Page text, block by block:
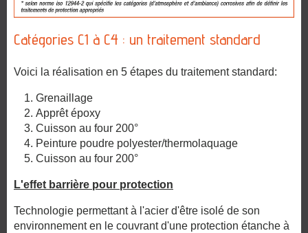
Catégories C1 à C4 : un traitement standard
Voici la réalisation en 5 étapes du traitement standard:
Grenaillage
Apprêt époxy
Cuisson au four 200°
Peinture poudre polyester/thermolaquage
Cuisson au four 200°
L'effet barrière pour protection
Technologie permettant à l'acier d'être isolé de son
environnement en le couvrant d'une protection étanche à